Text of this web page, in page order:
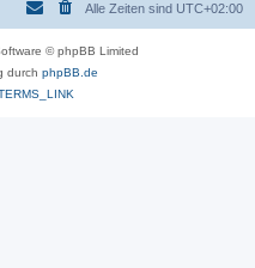
Alle Zeiten sind UTC+02:00
© phpBB Limited
durch phpBB.de